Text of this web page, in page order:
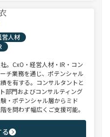
営人材
。CxO・経営人材・IR・コン
チ業務を通じ、ポテンシャル
を有する。コンサルタントと
部門およびコンサルティング
・ポテンシャル層からミド
を問わず幅広くご支援可能。